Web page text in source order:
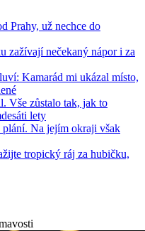
Prahy, už nechce do
zažívají nečekaný nápor i za
Kamarád mi ukázal místo,
Vše zůstalo tak, jak to
lety
plání. Na jejím okraji však
tropický ráj za hubičku,